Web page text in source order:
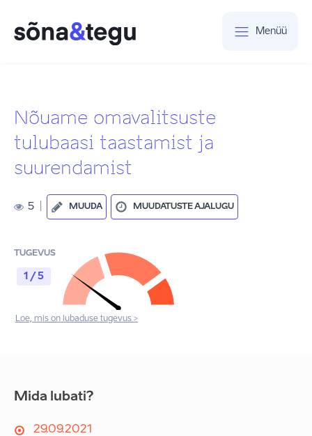
Menüü
Nõuame omavalitsuste
tulubaasi taastamist ja
suurendamist
5 MUUDA MUUDATUSTE AJALUGU
TUGEVUS
1 / 5
Loe, mis on lubaduse tugevus >
Mida lubati?
29.09.2021